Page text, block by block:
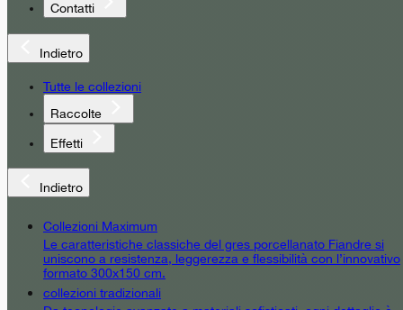
Contatti
Indietro
Tutte le collezioni
Raccolte
Effetti
Indietro
Collezioni Maximum
Le caratteristiche classiche del gres porcellanato Fiandre si
uniscono a resistenza, leggerezza e flessibilità con l’innovativo
formato 300x150 cm.
collezioni tradizionali